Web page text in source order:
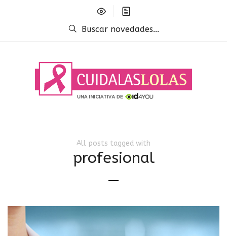
Buscar novedades...
All posts tagged with
profesional